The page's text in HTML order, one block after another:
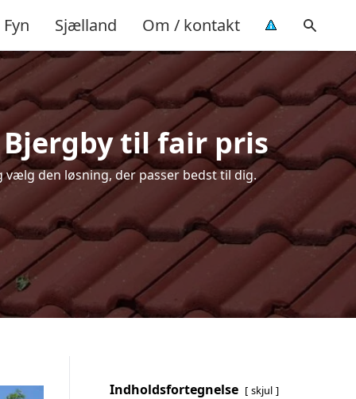
Fyn Sjælland Om / kontakt
til fair pris
den løsning, der passer bedst til dig.
Indholdsfortegnelse skjul